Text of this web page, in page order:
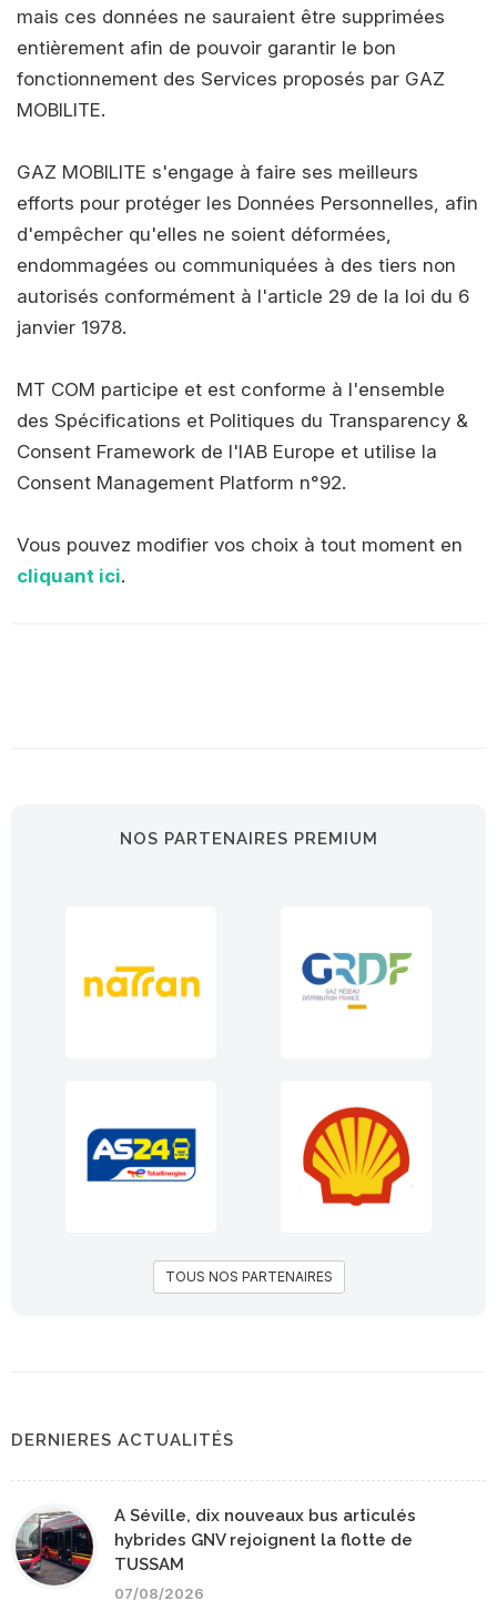
mais ces données ne sauraient être supprimées
entièrement afin de pouvoir garantir le bon
fonctionnement des Services proposés par GAZ
MOBILITE.
GAZ MOBILITE s'engage à faire ses meilleurs
efforts pour protéger les Données Personnelles, afin
d'empêcher qu'elles ne soient déformées,
endommagées ou communiquées à des tiers non
autorisés conformément à l'article 29 de la loi du 6
janvier 1978.
MT COM participe et est conforme à l'ensemble
des Spécifications et Politiques du Transparency &
Consent Framework de l'IAB Europe et utilise la
Consent Management Platform n°92.
Vous pouvez modifier vos choix à tout moment en
cliquant ici.
NOS PARTENAIRES PREMIUM
TOUS NOS PARTENAIRES
DERNIERES ACTUALITÉS
A Séville, dix nouveaux bus articulés
hybrides GNV rejoignent la flotte de
TUSSAM
07/08/2026